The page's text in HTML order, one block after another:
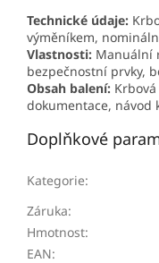
Technické údaje:
výměníkem,
Vlastnosti: Manuální
bezpečnostní prvky,
Obsah balení:
dokumentace, návod
Doplňkové
Kategorie:
Záruka:
Hmotnost:
EAN: